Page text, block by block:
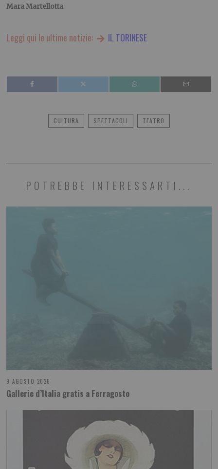
Mara Martellotta
Leggi qui le ultime notizie: IL TORINESE
CULTURA SPETTACOLI TEATRO
POTREBBE INTERESSARTI...
9 AGOSTO 2026
Gallerie d’Italia gratis a Ferragosto